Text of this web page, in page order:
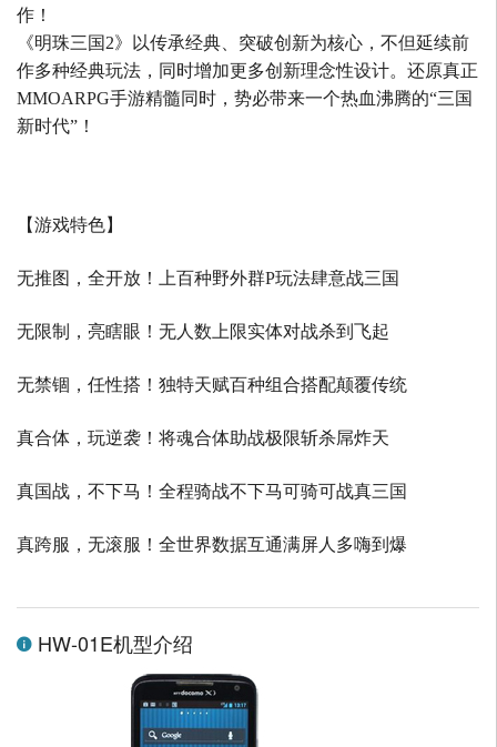
作！
《明珠三国2》以传承经典、突破创新为核心，不但延续前
作多种经典玩法，同时增加更多创新理念性设计。还原真正
MMOARPG手游精髓同时，势必带来一个热血沸腾的“三国
新时代”！
【游戏特色】
无推图，全开放！上百种野外群P玩法肆意战三国
无限制，亮瞎眼！无人数上限实体对战杀到飞起
无禁锢，任性搭！独特天赋百种组合搭配颠覆传统
真合体，玩逆袭！将魂合体助战极限斩杀屌炸天
真国战，不下马！全程骑战不下马可骑可战真三国
真跨服，无滚服！全世界数据互通满屏人多嗨到爆
HW-01E机型介绍